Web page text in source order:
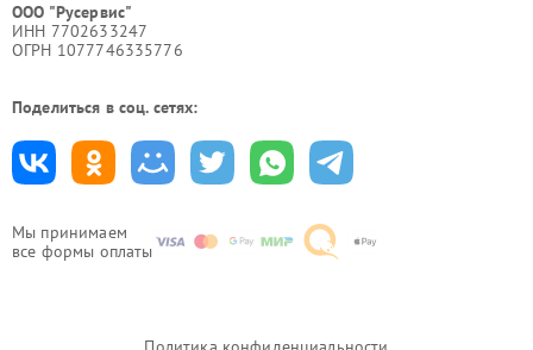
Мы принимаем
все формы оплаты
ООО "Русервис"
ИНН 7702633247
ОГРН 1077746335776
Поделиться в соц. сетях: